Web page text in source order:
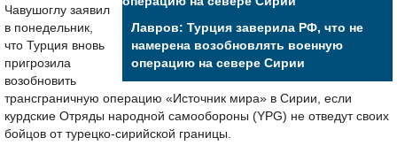
Лавров: Турция заверила РФ, что не
намерена возобновлять военную
операцию на севере Сирии
Чавушоглу заявил
в понедельник,
что Турция вновь
пригрозила
возобновить
трансграничную операцию «Источник мира» в Сирии, если
курдские Отряды народной самообороны (YPG) не отведут своих
бойцов от турецко-сирийской границы.